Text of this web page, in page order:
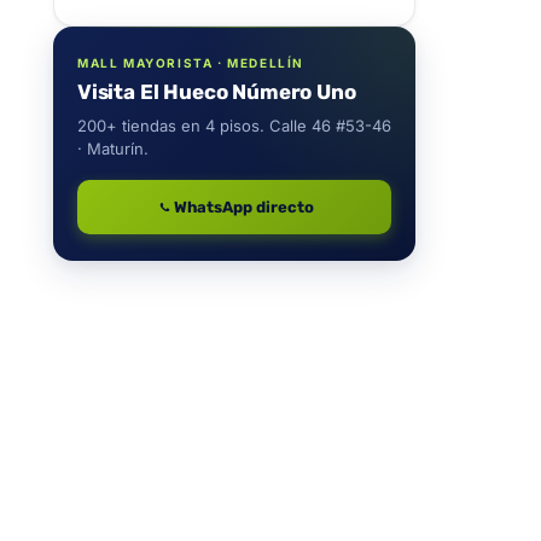
MALL MAYORISTA · MEDELLÍN
Visita El Hueco Número Uno
200+ tiendas en 4 pisos. Calle 46 #53-46
· Maturín.
WhatsApp directo